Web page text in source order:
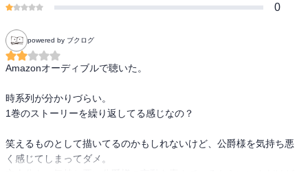
0
powered by ブクログ
Amazonオーディブルで聴いた。
時系列が分かりづらい。
1巻のストーリーを繰り返してる感じなの？
笑えるものとして描いてるのかもしれないけど、公爵様を気持ち悪
く感じてしまってダメ。